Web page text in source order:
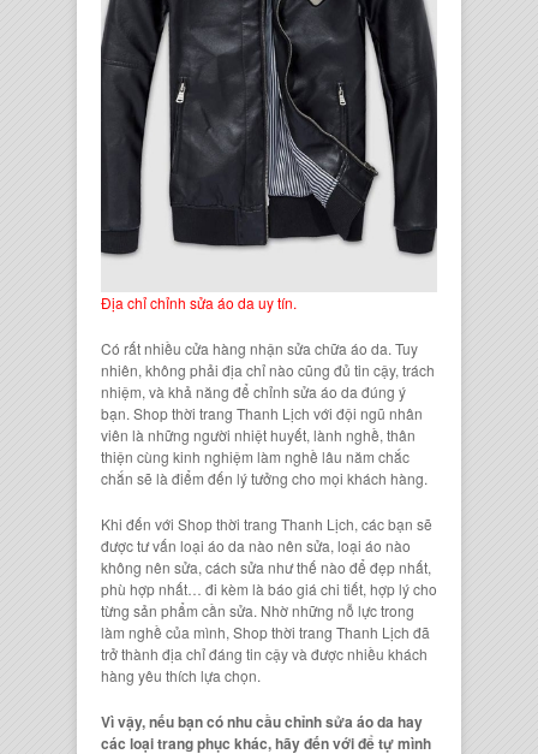
Địa chỉ chỉnh sửa áo da uy tín.
Có rất nhiều cửa hàng nhận sửa chữa áo da. Tuy
nhiên, không phải địa chỉ nào cũng đủ tin cậy, trách
nhiệm, và khả năng để chỉnh sửa áo da đúng ý
bạn. Shop thời trang Thanh Lịch với đội ngũ nhân
viên là những người nhiệt huyết, lành nghề, thân
thiện cùng kinh nghiệm làm nghề lâu năm chắc
chắn sẽ là điểm đến lý tưởng cho mọi khách hàng.
Khi đến với Shop thời trang Thanh Lịch, các bạn sẽ
được tư vấn loại áo da nào nên sửa, loại áo nào
không nên sửa, cách sửa như thế nào để đẹp nhất,
phù hợp nhất… đi kèm là báo giá chi tiết, hợp lý cho
từng sản phẩm cần sửa. Nhờ những nỗ lực trong
làm nghề của mình, Shop thời trang Thanh Lịch đã
trở thành địa chỉ đáng tin cậy và được nhiều khách
hàng yêu thích lựa chọn.
Vì vậy, nếu bạn có nhu cầu chỉnh sửa áo da hay
các loại trang phục khác, hãy đến với để tự mình